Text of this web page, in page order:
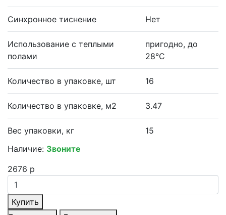
Синхронное тиснение Нет
Использование с теплыми
полами
пригодно, до
28°С
Количество в упаковке, шт 16
Количество в упаковке, м2 3.47
Вес упаковки, кг
15
Наличие: Звоните
2676 р
Купить